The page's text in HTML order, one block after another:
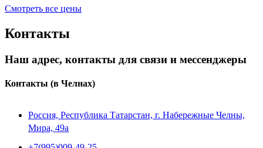
Смотреть все цены
Контакты
Наш адрес, контакты для связи и мессенджеры
Контакты (в Челнах)
Россия, Республика Татарстан, г. Набережные Челны,
Мира, 49a